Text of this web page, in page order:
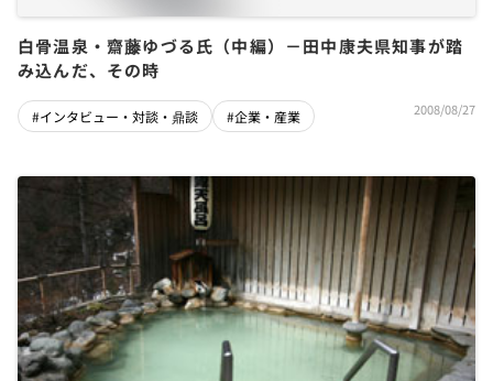
白骨温泉・齋藤ゆづる氏（中編）－田中康夫県知事が踏
み込んだ、その時
#インタビュー・対談・鼎談 #企業・産業 2008/08/27